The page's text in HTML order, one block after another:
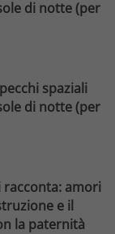
di notte (per
spaziali
di notte (per
racconta: amori
e il
la paternità